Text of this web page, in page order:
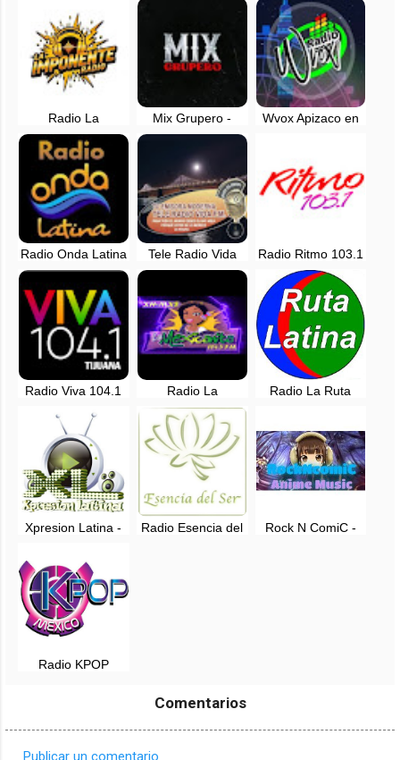
Radio La
Imponente en vivo
- Mexico
Mix Grupero -
Radio en vivo -
Wvox Apizaco en
Radio Onda Latina
- Tijuana, Baja
Tele Radio Vida
FM - EN VIVO
Radio Ritmo 103.1
FM - Tijuana, Baja
California
Radio Viva 104.1
California
Radio La
Mexicanita
Sapichu, EN VIVO
- Michoacan
Radio La Ruta
Xpresion Latina -
Radio Esencia del
Rock N ComiC -
Radio KPOP
Comentarios
Publicar un comentario